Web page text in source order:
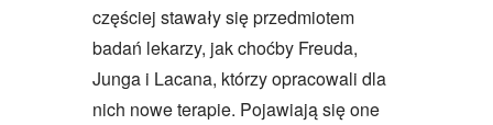
częściej stawały się przedmiotem
badań lekarzy, jak choćby Freuda,
Junga i Lacana, którzy opracowali dla
nich nowe terapie. Pojawiają się one